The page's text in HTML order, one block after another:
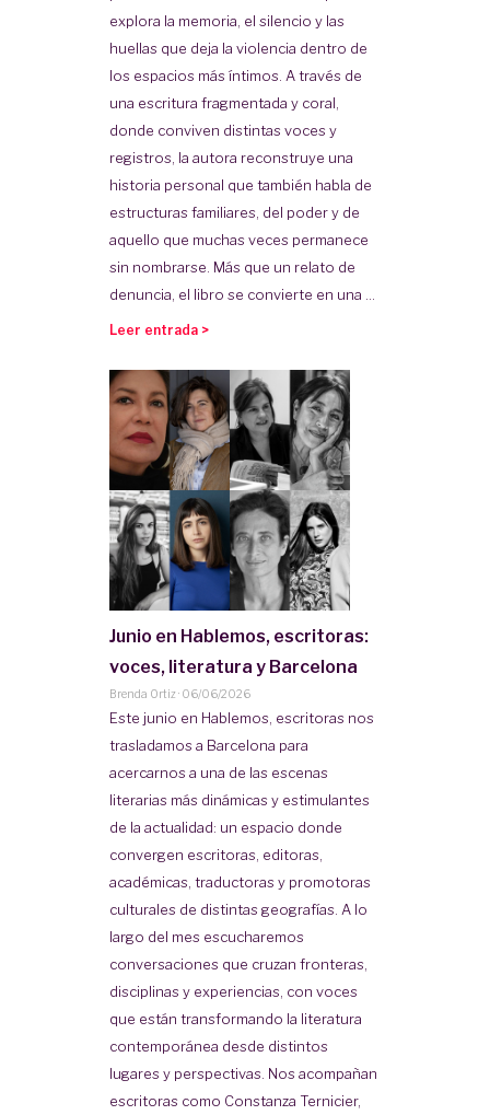
explora la memoria, el silencio y las
huellas que deja la violencia dentro de
los espacios más íntimos. A través de
una escritura fragmentada y coral,
donde conviven distintas voces y
registros, la autora reconstruye una
historia personal que también habla de
estructuras familiares, del poder y de
aquello que muchas veces permanece
sin nombrarse. Más que un relato de
denuncia, el libro se convierte en una ...
Leer entrada >
Junio en Hablemos, escritoras:
voces, literatura y Barcelona
Brenda Ortiz · 06/06/2026
Este junio en Hablemos, escritoras nos
trasladamos a Barcelona para
acercarnos a una de las escenas
literarias más dinámicas y estimulantes
de la actualidad: un espacio donde
convergen escritoras, editoras,
académicas, traductoras y promotoras
culturales de distintas geografías. A lo
largo del mes escucharemos
conversaciones que cruzan fronteras,
disciplinas y experiencias, con voces
que están transformando la literatura
contemporánea desde distintos
lugares y perspectivas. Nos acompañan
escritoras como Constanza Ternicier,